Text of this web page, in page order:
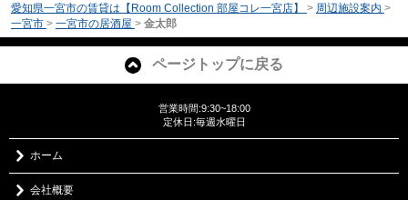
愛知県一宮市の賃貸は【Room Collection 部屋コレ一宮店】 > 周辺施設案内 >
一宮市 > 一宮市の居酒屋 > 金太郎
ページトップに戻る
営業時間:9:30~18:00
定休日:毎週水曜日
ホーム
会社概要